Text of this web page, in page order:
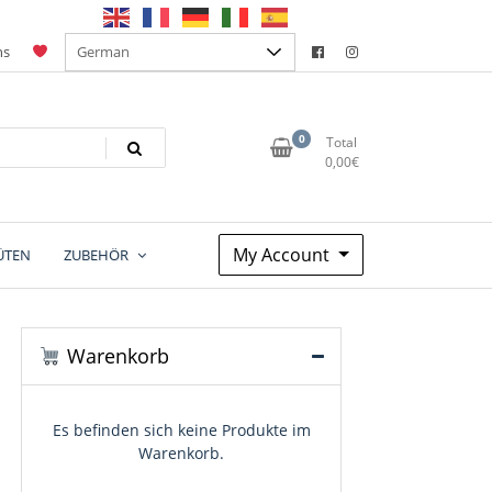
0
Total
0,00€
ZUBEHÖR My Account
Warenkorb
Es befinden sich keine Produkte im
Warenkorb.